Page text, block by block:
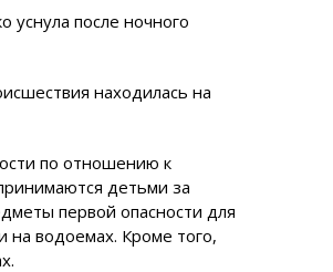
уснула после ночного
находилась на
по отношению к
детьми за
первой опасности для
водоемах. Кроме того,